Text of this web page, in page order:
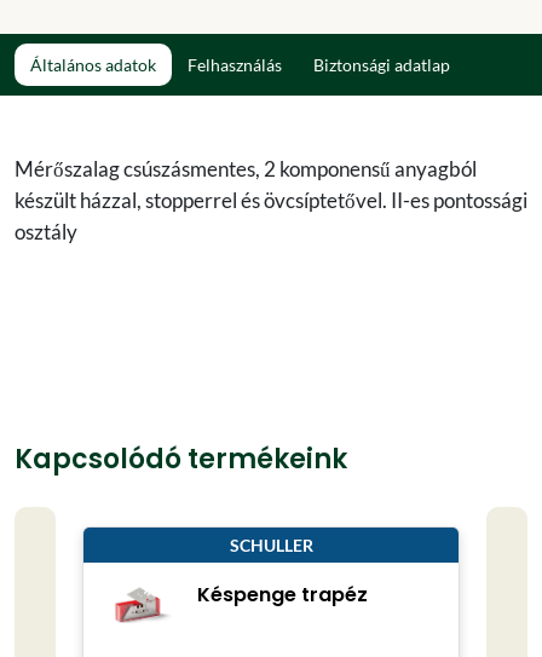
Általános adatok Felhasználás Biztonsági adatlap
Mérőszalag csúszásmentes, 2 komponensű anyagból
készült házzal, stopperrel és övcsíptetővel. II-es pontossági
osztály
Kapcsolódó termékeink
SCHULLER
Késpenge trapéz